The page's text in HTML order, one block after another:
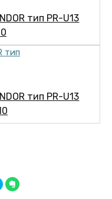
тип PR-U13
тип PR-U13